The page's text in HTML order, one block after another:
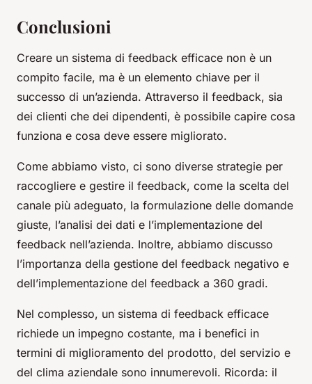
Conclusioni
Creare un sistema di feedback efficace non è un
compito facile, ma è un elemento chiave per il
successo di un’azienda. Attraverso il feedback, sia
dei clienti che dei dipendenti, è possibile capire cosa
funziona e cosa deve essere migliorato.
Come abbiamo visto, ci sono diverse strategie per
raccogliere e gestire il feedback, come la scelta del
canale più adeguato, la formulazione delle domande
giuste, l’analisi dei dati e l’implementazione del
feedback nell’azienda. Inoltre, abbiamo discusso
l’importanza della gestione del feedback negativo e
dell’implementazione del feedback a 360 gradi.
Nel complesso, un sistema di feedback efficace
richiede un impegno costante, ma i benefici in
termini di miglioramento del prodotto, del servizio e
del clima aziendale sono innumerevoli. Ricorda: il